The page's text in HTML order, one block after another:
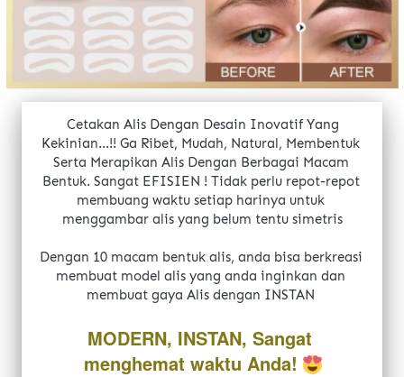
Cetakan Alis Dengan Desain Inovatif Yang
Kekinian...!! Ga Ribet, Mudah, Natural, Membentuk
Serta Merapikan Alis Dengan Berbagai Macam
Bentuk. Sangat EFISIEN ! Tidak perlu repot-repot
membuang waktu setiap harinya untuk
menggambar alis yang belum tentu simetris
Dengan 10 macam bentuk alis, anda bisa berkreasi
membuat model alis yang anda inginkan dan
membuat gaya Alis dengan INSTAN
MODERN, INSTAN, Sangat
menghemat waktu Anda!